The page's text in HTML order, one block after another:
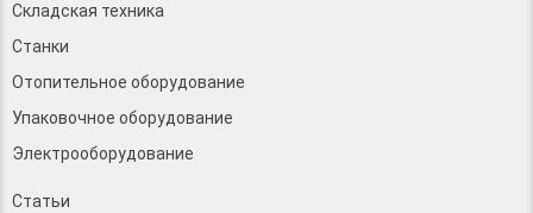
Складская техника
Станки
Отопительное оборудование
Упаковочное оборудование
Электрооборудование
Статьи